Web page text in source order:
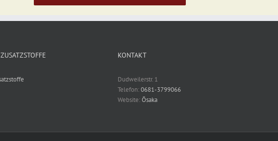
KONTAKT
Dudweilerstr. 1
Telefon:0681-3799066
Website:Ōsaka